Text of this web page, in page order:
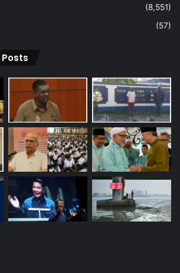
(8,551)
(57)